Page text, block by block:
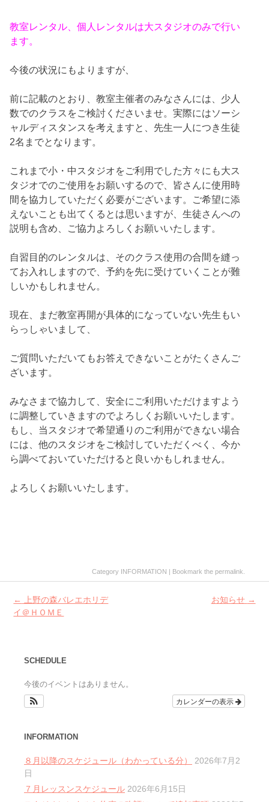
教室レンタル、個人レンタルは大スタジオのみで行い
ます。
今後の状況にもよりますが、
前に記載のとおり、教室主催者のみなさんには、少人
数でのクラスをご検討くださいませ。実際にはソーシ
ャルディスタンスを考えますと、先生一人につき生徒
2名までとなります。
これまで小・中スタジオをご利用でした方々にも大ス
タジオでのご使用をお願いするので、皆さんに使用時
間を協力していただく必要がございます。ご希望に添
えないことも出てくるとは思いますが、生徒さんへの
説明も含め、ご協力よろしくお願いいたします。
自習目的のレンタルは、そのクラス使用の合間を縫っ
てお入れしますので、予約を先に受けていくことが難
しいかもしれません。
現在、まだ教室再開が具体的になっていない先生もい
らっしゃいまして、
ご質問いただいてもお答えできないことがたくさんご
ざいます。
みなさまで協力して、安全にご利用いただけますよう
に調整していきますのでよろしくお願いいたします。
もし、当スタジオで希望通りのご利用ができない場合
には、他のスタジオをご検討していただくべく、今か
ら調べておいていただけると良いかもしれません。
よろしくお願いいたします。
Category INFORMATION | Bookmark the permalink
Post
navigation
←
上野の森バレエホリデ
イ＠ＨＯＭＥ
お知らせ →
SCHEDULE
今後のイベントはありません。
カレンダーの表示
INFORMATION
８月以降のスケジュール（わかっている分）
2026年7月2
日
７月レッスンスケジュール 2026年6月15日